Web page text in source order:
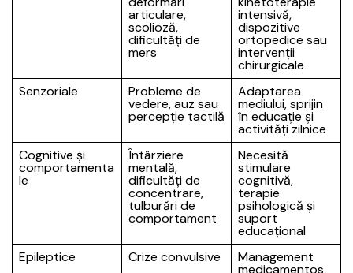
articulare,
scolioză,
dificultăți de
mers
intensivă,
dispozitive
ortopedice sau
intervenții
chirurgicale
Senzoriale
Probleme de
vedere, auz sau
percepție tactilă
Adaptarea
mediului, sprijin
în educație și
activități zilnice
Cognitive și
comportamenta
le
Întârziere
mentală,
dificultăți de
concentrare,
tulburări de
comportament
Necesită
stimulare
cognitivă,
terapie
psihologică și
suport
educațional
Epileptice
Crize convulsive Management
medicamentos,